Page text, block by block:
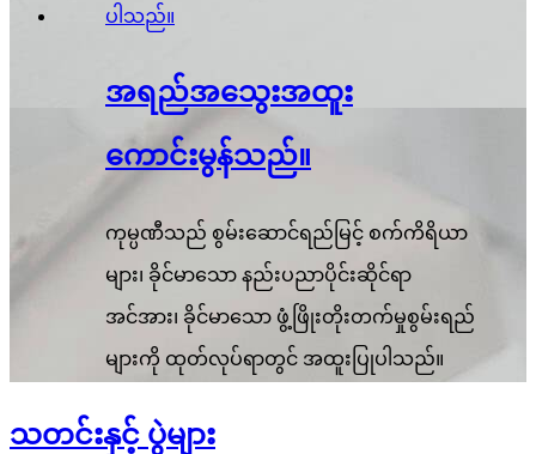
အရည်အသွေးအထူး
ကောင်းမွန်သည်။
ကုမ္ပဏီသည် စွမ်းဆောင်ရည်မြင့် စက်ကိရိယာ
များ၊ ခိုင်မာသော နည်းပညာပိုင်းဆိုင်ရာ
အင်အား၊ ခိုင်မာသော ဖွံ့ဖြိုးတိုးတက်မှုစွမ်းရည်
များကို ထုတ်လုပ်ရာတွင် အထူးပြုပါသည်။
သတင်းနှင့် ပွဲများ